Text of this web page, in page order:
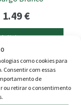
como cookies para
Consentir com essas
de
ou retirar o consentimento
1.49€
Adicionar